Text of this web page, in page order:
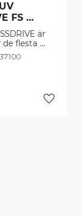
FS
(200 är
de flesta
plugg
Lägg